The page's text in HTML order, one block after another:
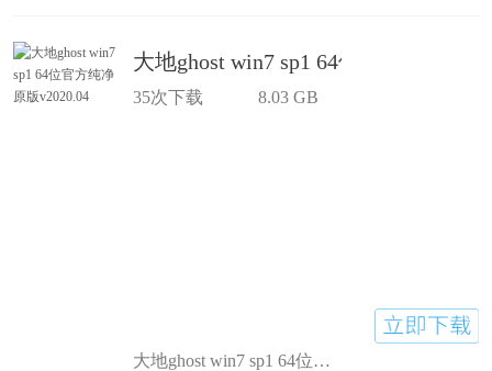
大地ghost win7 sp1 64位官方纯净原
35次下载 8.03 GB
大地ghost win7 sp1 64位官方纯净原版v2020.04iso系统镜像文件集成了自2020年流行的各种硬件驱动，首次进入系统即全部硬件已安装完毕，通过微软数字签名认证驱动并自动